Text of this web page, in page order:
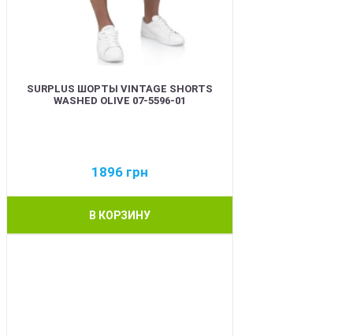
SURPLUS ШОРТЫ VINTAGE SHORTS
WASHED OLIVE 07-5596-01
1896 грн
В КОРЗИНУ